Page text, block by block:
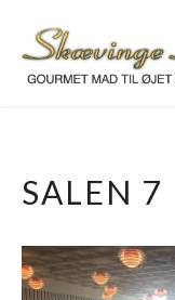
content
SALEN 7